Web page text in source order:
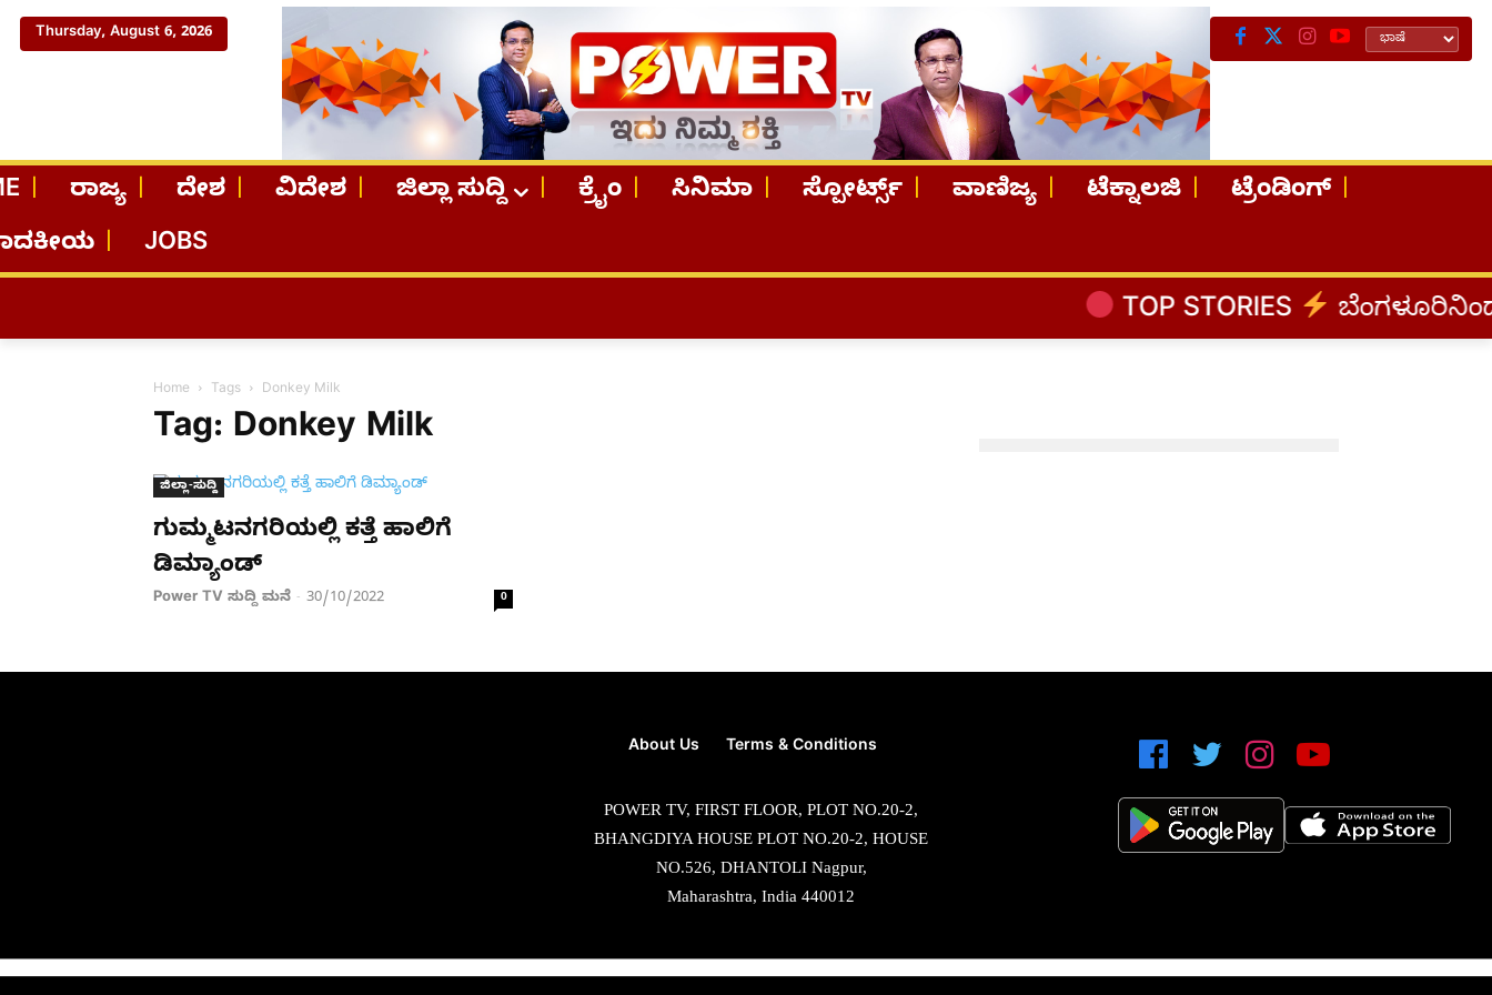
Thursday, August 6, 2026
ರಾಜ್ಯ ದೇಶ ವಿದೇಶ ಜಿಲ್ಲಾ ಸುದ್ದಿ ಕ್ರೈಂ ಸಿನಿಮಾ ಸ್ಪೋರ್ಟ್ಸ್ ವಾಣಿಜ್ಯ ಟೆಕ್ನಾಲಜಿ
ಟ್ರೆಂಡಿಂಗ್
JOBS
TOP STORIES ಬೆಂಗಳೂರಿನಿಂದ
Home Tags Donkey Milk
Tag: Donkey Milk
ಜಿಲ್ಲಾ-ಸುದ್ದಿ
ಗುಮ್ಮಟನಗರಿಯಲ್ಲಿ ಕತ್ತೆ ಹಾಲಿಗೆ
ಡಿಮ್ಯಾಂಡ್
Power TV ಸುದ್ದಿ ಮನೆ - 30/10/2022 0
About Us Terms & Conditions
POWER TV, FIRST FLOOR, PLOT NO.20-2,
BHANGDIYA HOUSE PLOT NO.20-2, HOUSE
NO.526, DHANTOLI Nagpur,
Maharashtra, India 440012